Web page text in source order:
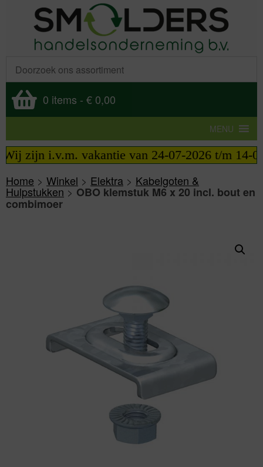
0 items - € 0,00
MENU
i.v.m. vakantie van 24-07-2026 t/m 14-08-
Home > Winkel > Elektra > Kabelgoten &
Hulpstukken>OBO klemstuk M6 x 20 incl. bout en
combimoer